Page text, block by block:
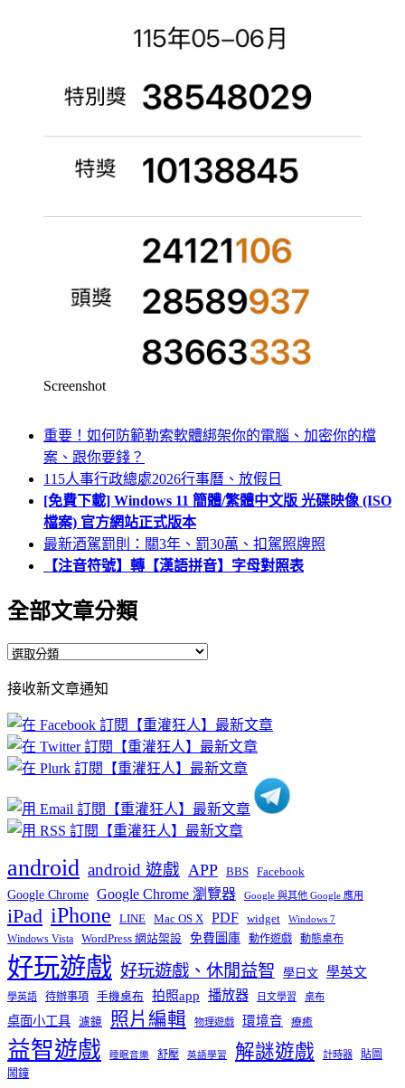
Screenshot
重要！如何防範勒索軟體綁架你的電腦、加密你的檔
案、跟你要錢？
115人事行政總處2026行事曆、放假日
[免費下載] Windows 11 簡體/繁體中文版 光碟映像 (ISO
檔案) 官方網站正式版本
最新酒駕罰則：關3年、罰30萬、扣駕照牌照
【注音符號】轉【漢語拼音】字母對照表
全部文章分類
全
文
章
分
類
接收新文章通知
android android 遊戲 APP BBS Facebook
Google Chrome Google Chrome 瀏覽器 Google 與其他 Google 應用
iPad iPhone LINE Mac OS X PDF widget Windows 7
Windows Vista WordPress 網站架設 免費圖庫 動作遊戲 動態桌布
好玩遊戲 好玩遊戲、休閒益智 學日文 學英文
學英語 待辦事項 手機桌布 拍照app 播放器 日文學習 桌布
桌面小工具 濾鏡 照片編輯 物理遊戲 環境音 療癒
益智遊戲 睡眠音樂 舒壓 英語學習 解謎遊戲 計時器
貼圖
鬧鐘